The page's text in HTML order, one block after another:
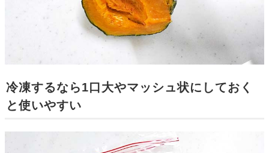
冷凍するなら1口大やマッシュ状にしておく
と使いやすい